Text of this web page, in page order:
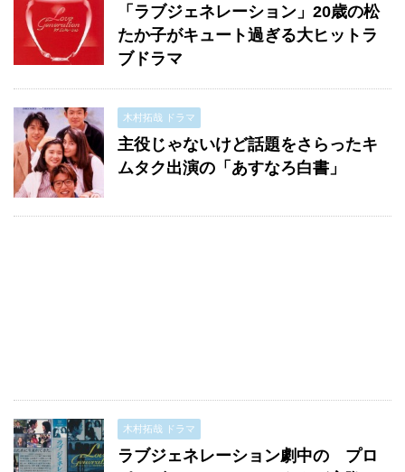
「ラブジェネレーション」20歳の松
たか子がキュート過ぎる大ヒットラ
ブドラマ
木村拓哉 ドラマ
主役じゃないけど話題をさらったキ
ムタク出演の「あすなろ白書」
木村拓哉 ドラマ
ラブジェネレーション劇中の プロ